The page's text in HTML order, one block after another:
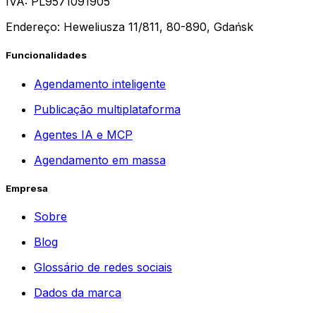
Endereço: Heweliusza 11/811, 80-890, Gdańsk
Funcionalidades
Agendamento inteligente
Publicação multiplataforma
Agentes IA e MCP
Agendamento em massa
Empresa
Sobre
Blog
Glossário de redes sociais
Dados da marca